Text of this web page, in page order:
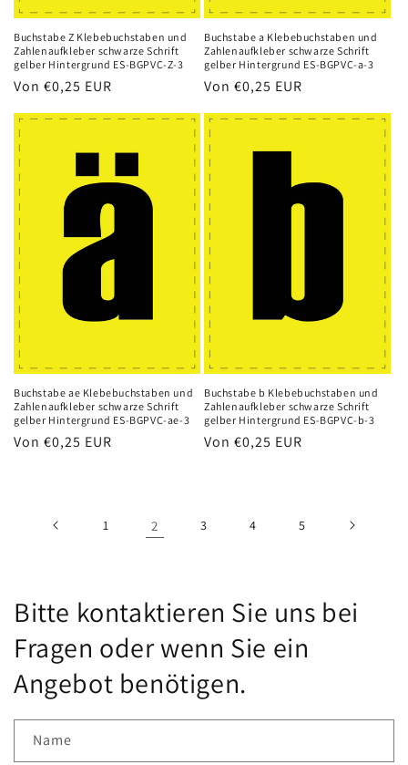
Buchstabe Z Klebebuchstaben und
Zahlenaufkleber schwarze Schrift
gelber Hintergrund ES-BGPVC-Z-3
Normaler
Von €0,25 EUR
Buchstabe a Klebebuchstaben und
Zahlenaufkleber schwarze Schrift
gelber Hintergrund ES-BGPVC-a-3
Normaler
Von €0,25 EUR
Buchstabe ae Klebebuchstaben und
Zahlenaufkleber schwarze Schrift
gelber Hintergrund ES-BGPVC-ae-3
Normaler
Von €0,25 EUR
Buchstabe b Klebebuchstaben und
Zahlenaufkleber schwarze Schrift
gelber Hintergrund ES-BGPVC-b-3
Normaler
Von €0,25 EUR
1 2 3 4 5
Bitte kontaktieren Sie uns bei
Fragen oder wenn Sie ein
Angebot benötigen.
Name